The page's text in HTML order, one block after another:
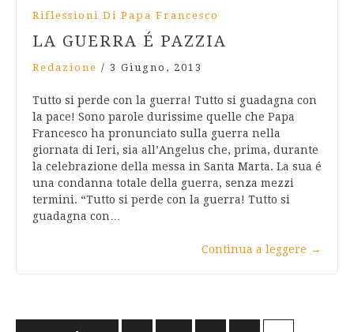
Riflessioni Di Papa Francesco
LA GUERRA É PAZZIA
Redazione / 3 Giugno, 2013
Tutto si perde con la guerra! Tutto si guadagna con
la pace! Sono parole durissime quelle che Papa
Francesco ha pronunciato sulla guerra nella
giornata di Ieri, sia all’Angelus che, prima, durante
la celebrazione della messa in Santa Marta. La sua é
una condanna totale della guerra, senza mezzi
termini. “Tutto si perde con la guerra! Tutto si
guadagna con…
Continua a leggere →